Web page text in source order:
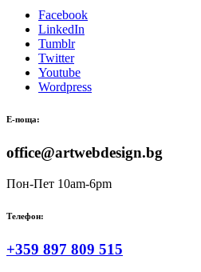
Facebook
LinkedIn
Tumblr
Twitter
Youtube
Wordpress
Е-поща:
office@artwebdesign.bg
Пон-Пет 10am-6pm
Телефон:
+359 897 809 515